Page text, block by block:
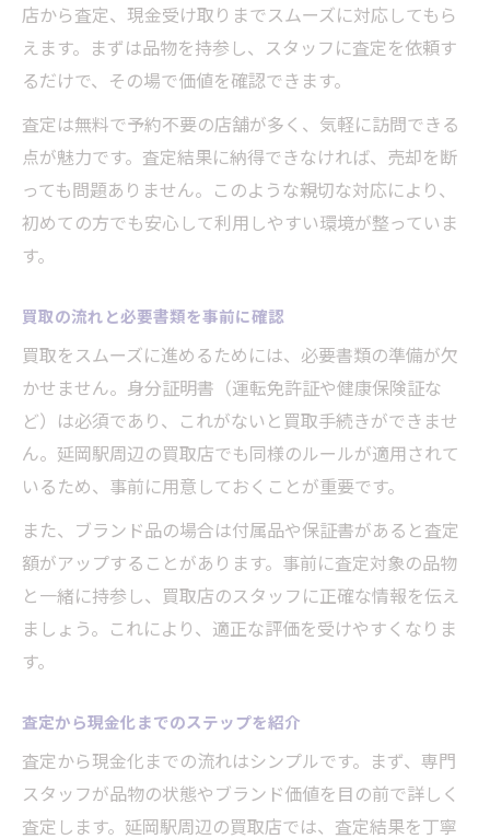
店から査定、現金受け取りまでスムーズに対応してもら
えます。まずは品物を持参し、スタッフに査定を依頼す
るだけで、その場で価値を確認できます。
査定は無料で予約不要の店舗が多く、気軽に訪問できる
点が魅力です。査定結果に納得できなければ、売却を断
っても問題ありません。このような親切な対応により、
初めての方でも安心して利用しやすい環境が整っていま
す。
買取の流れと必要書類を事前に確認
買取をスムーズに進めるためには、必要書類の準備が欠
かせません。身分証明書（運転免許証や健康保険証な
ど）は必須であり、これがないと買取手続きができませ
ん。延岡駅周辺の買取店でも同様のルールが適用されて
いるため、事前に用意しておくことが重要です。
また、ブランド品の場合は付属品や保証書があると査定
額がアップすることがあります。事前に査定対象の品物
と一緒に持参し、買取店のスタッフに正確な情報を伝え
ましょう。これにより、適正な評価を受けやすくなりま
す。
査定から現金化までのステップを紹介
査定から現金化までの流れはシンプルです。まず、専門
スタッフが品物の状態やブランド価値を目の前で詳しく
査定します。延岡駅周辺の買取店では、査定結果を丁寧